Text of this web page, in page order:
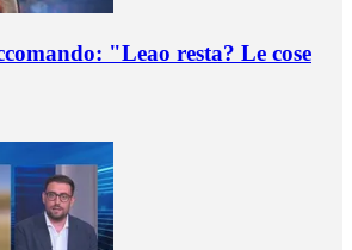
"Leao resta? Le cose